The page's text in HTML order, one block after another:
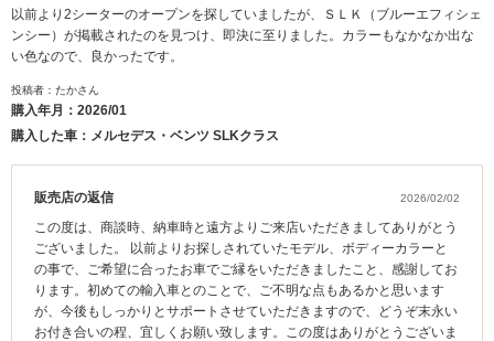
以前より2シーターのオープンを探していましたが、ＳＬＫ（ブルーエフィシェ
ンシー）が掲載されたのを見つけ、即決に至りました。カラーもなかなか出な
い色なので、良かったです。
投稿者：たかさん
購入年月： 2026/01
購入した車：メルセデス・ベンツ SLKクラス
販売店の返信 2026/02/02
この度は、商談時、納車時と遠方よりご来店いただきましてありがとう
ございました。 以前よりお探しされていたモデル、ボディーカラーと
の事で、ご希望に合ったお車でご縁をいただきましたこと、感謝してお
ります。初めての輸入車とのことで、ご不明な点もあるかと思います
が、今後もしっかりとサポートさせていただきますので、どうぞ末永い
お付き合いの程、宜しくお願い致します。この度はありがとうございま